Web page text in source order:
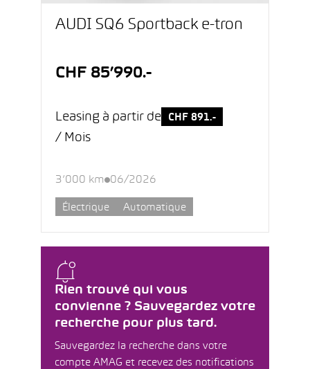
Rien trouvé qui vous
convienne ? Sauvegardez votre
recherche pour plus tard.
Sauvegardez la recherche dans votre
compte AMAG et recevez des notifications
AUDI SQ6 Sportback e-tron
CHF 85’990.-
Leasing à partir de CHF 891.-
/ Mois
3’000 km 06/2026
Électrique Automatique